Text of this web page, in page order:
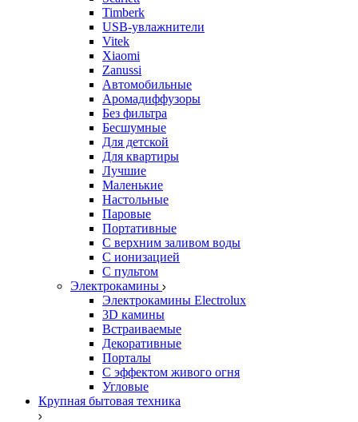
Timberk
USB-увлажнители
Vitek
Xiaomi
Zanussi
Автомобильные
Аромадиффузоры
Без фильтра
Бесшумные
Для детской
Для квартиры
Лучшие
Маленькие
Настольные
Паровые
Портативные
С верхним заливом воды
С ионизацией
С пультом
Электрокамины
Электрокамины Electrolux
3D камины
Встраиваемые
Декоративные
Порталы
С эффектом живого огня
Угловые
Крупная бытовая техника